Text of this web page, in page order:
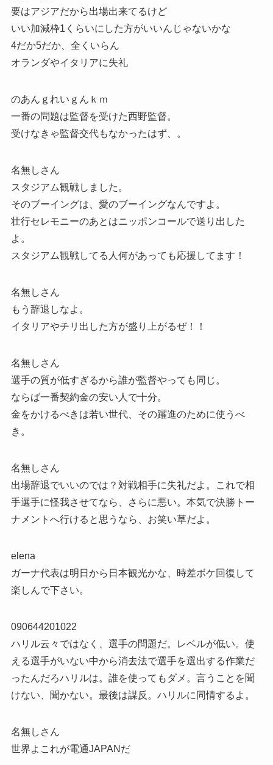
要はアジアだから出場出来てるけど
いい加減枠1くらいにした方がいいんじゃないかな
4だか5だか、全くいらん
オランダやイタリアに失礼
のあんｇれいｇんｋｍ
一番の問題は監督を受けた西野監督。
受けなきゃ監督交代もなかったはず、。
名無しさん
スタジアム観戦しました。
そのブーイングは、愛のブーイングなんですよ。
壮行セレモニーのあとはニッポンコールで送り出した
よ。
スタジアム観戦してる人何があっても応援してます！
名無しさん
もう辞退しなよ。
イタリアやチリ出した方が盛り上がるぜ！！
名無しさん
選手の質が低すぎるから誰が監督やっても同じ。
ならば一番契約金の安い人で十分。
金をかけるべきは若い世代、その躍進のために使うべ
き。
名無しさん
出場辞退でいいのでは？対戦相手に失礼だよ。これで相
手選手に怪我させてなら、さらに悪い。本気で決勝トー
ナメントへ行けると思うなら、お笑い草だよ。
elena
ガーナ代表は明日から日本観光かな、時差ボケ回復して
楽しんで下さい。
090644201022
ハリル云々ではなく、選手の問題だ。レベルが低い。使
える選手がいない中から消去法で選手を選出する作業だ
ったんだろハリルは。誰を使ってもダメ。言うことを聞
けない、聞かない。最後は謀反。ハリルに同情するよ。
名無しさん
世界よこれが電通JAPANだ